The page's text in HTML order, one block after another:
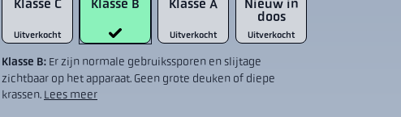
Klasse C
Uitverkocht
Klasse B Klasse A
Uitverkocht
Nieuw in
doos
Uitverkocht
Klasse B: Er zijn normale gebruikssporen en slijtage
zichtbaar op het apparaat. Geen grote deuken of diepe
krassen. Lees meer